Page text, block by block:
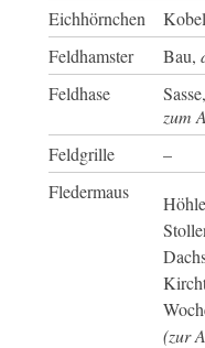
Eichhörnchen
Feldhamster
Bau,
Feldhase
Sasse,
zum
Feldgrille –
Fledermaus
(zur